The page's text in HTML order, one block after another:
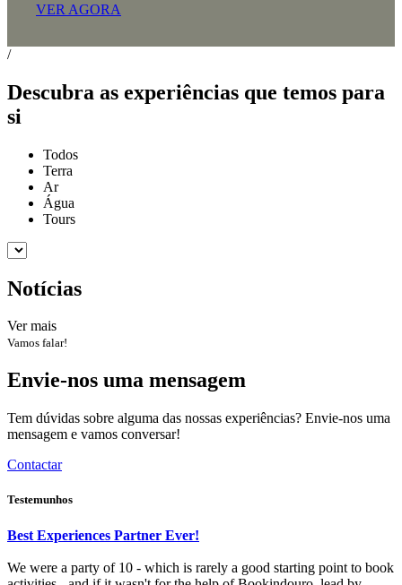
VER AGORA
/
Descubra as experiências que temos para
si
Todos
Terra
Ar
Água
Tours
Notícias
Ver mais
Vamos falar!
Envie-nos uma mensagem
Tem dúvidas sobre alguma das nossas experiências? Envie-nos uma
mensagem e vamos conversar!
Contactar
Testemunhos
Best Experiences Partner Ever!
We were a party of 10 - which is rarely a good starting point to book